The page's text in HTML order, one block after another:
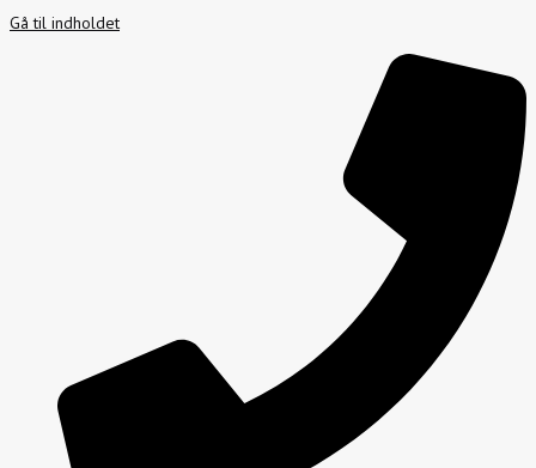
Gå til indholdet